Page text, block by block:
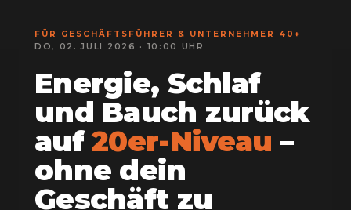
FÜR GESCHÄFTSFÜHRER & UNTERNEHMER 40+
DO, 02. JULI 2026 · 10:00 UHR
Energie, Schlaf
und Bauch zurück
auf20er-Niveau –
ohne dein
Geschäft zu